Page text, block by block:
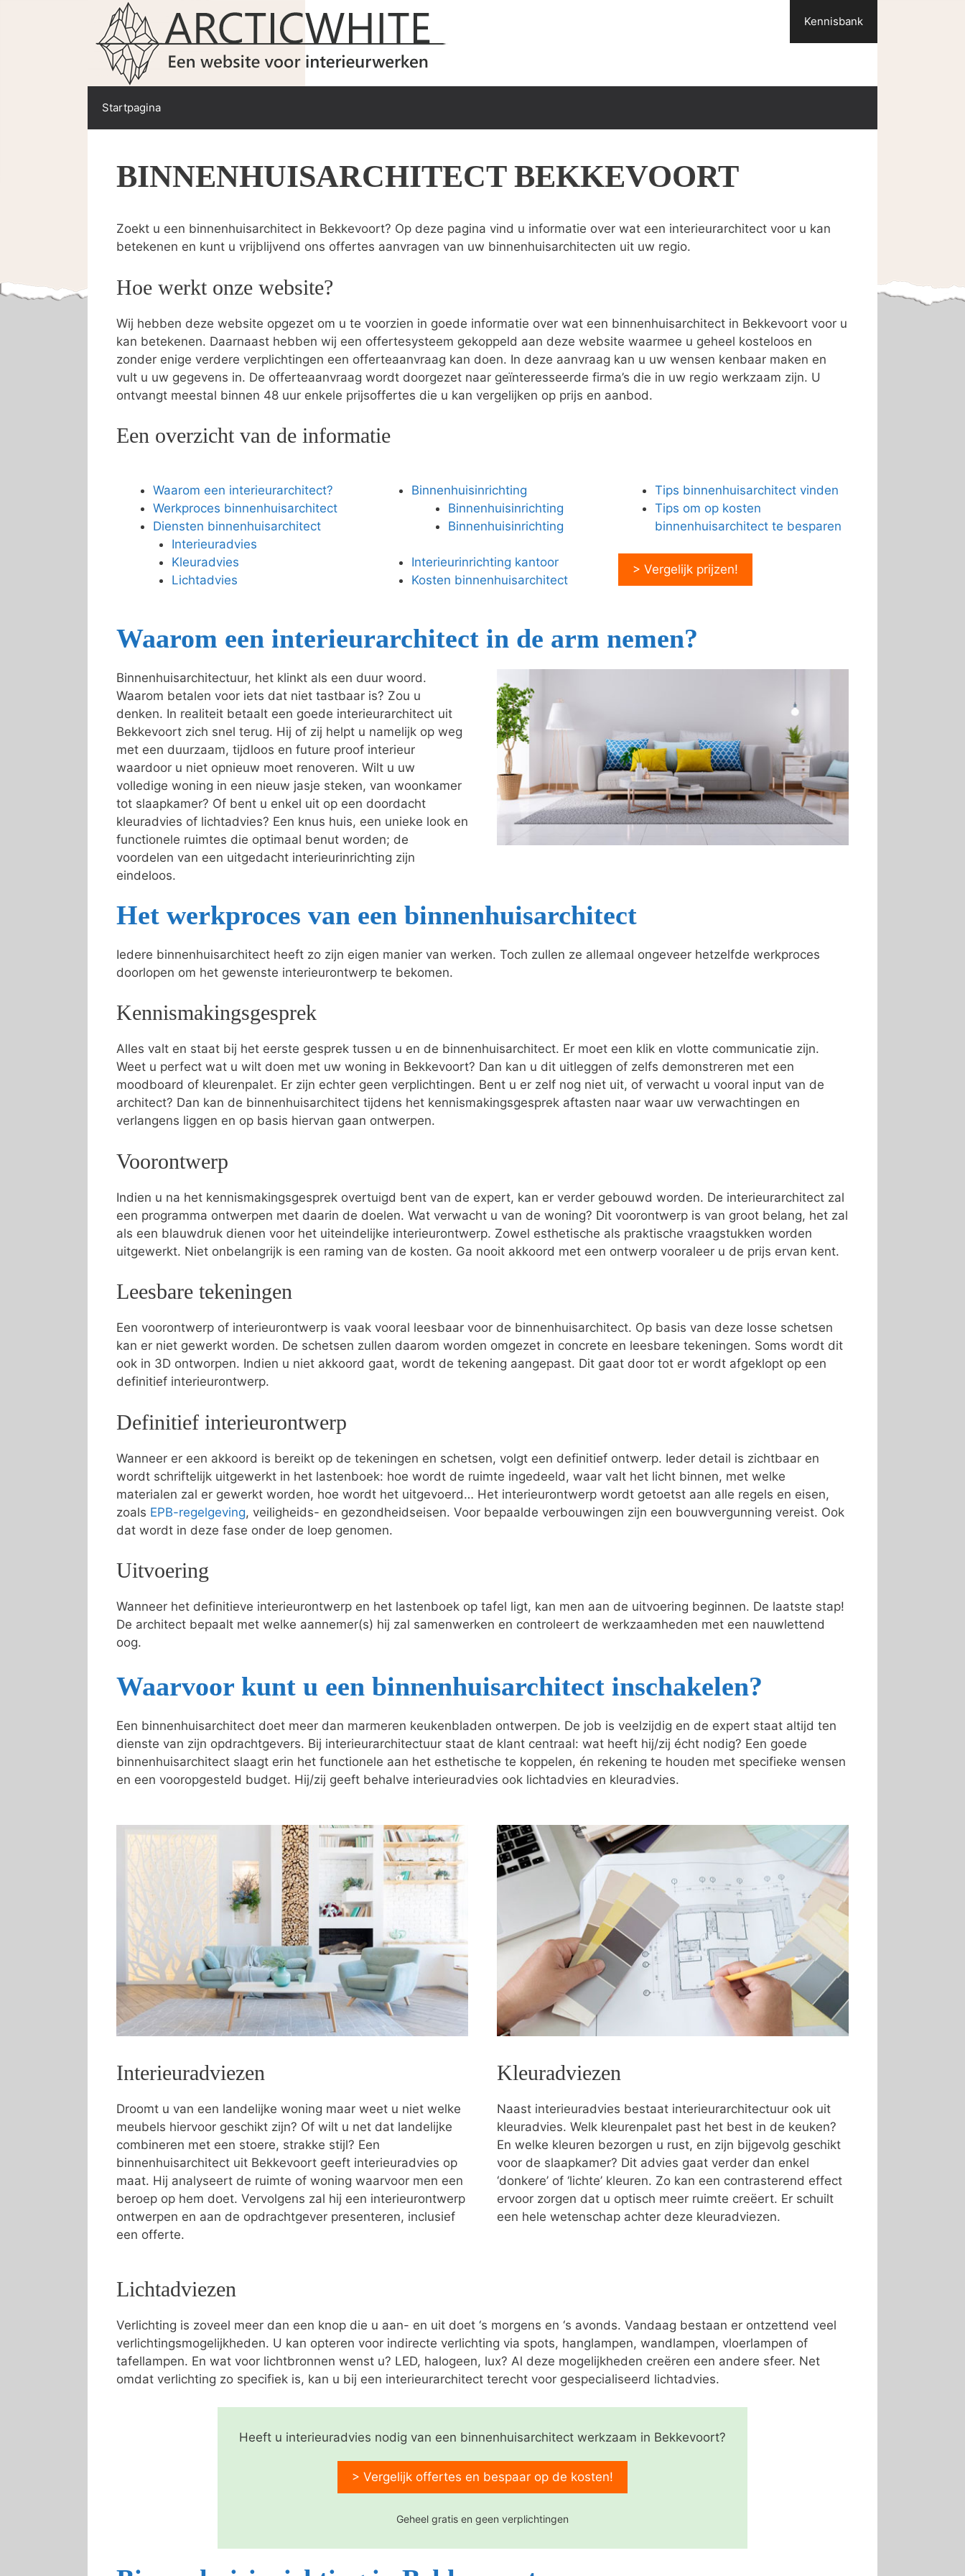
Kennisbank
Startpagina
BINNENHUISARCHITECT BEKKEVOORT
Zoekt u een binnenhuisarchitect in Bekkevoort? Op deze pagina vind u informatie over wat een interieurarchitect voor u kan
betekenen en kunt u vrijblijvend ons offertes aanvragen van uw binnenhuisarchitecten uit uw regio.
Hoe werkt onze website?
Wij hebben deze website opgezet om u te voorzien in goede informatie over wat een binnenhuisarchitect in Bekkevoort voor u
kan betekenen. Daarnaast hebben wij een offertesysteem gekoppeld aan deze website waarmee u geheel kosteloos en
zonder enige verdere verplichtingen een offerteaanvraag kan doen. In deze aanvraag kan u uw wensen kenbaar maken en
vult u uw gegevens in. De offerteaanvraag wordt doorgezet naar geïnteresseerde firma’s die in uw regio werkzaam zijn. U
ontvangt meestal binnen 48 uur enkele prijsoffertes die u kan vergelijken op prijs en aanbod.
Een overzicht van de informatie
Waarom een interieurarchitect?
Werkproces binnenhuisarchitect
Diensten binnenhuisarchitect
Interieuradvies
Kleuradvies
Lichtadvies
Binnenhuisinrichting
Binnenhuisinrichting
Binnenhuisinrichting
Interieurinrichting kantoor
Kosten binnenhuisarchitect
Tips binnenhuisarchitect vinden
Tips om op kosten
binnenhuisarchitect te besparen
> Vergelijk prijzen!
Waarom een interieurarchitect in de arm nemen?
Binnenhuisarchitectuur, het klinkt als een duur woord.
Waarom betalen voor iets dat niet tastbaar is? Zou u
denken. In realiteit betaalt een goede interieurarchitect uit
Bekkevoort zich snel terug. Hij of zij helpt u namelijk op weg
met een duurzaam, tijdloos en future proof interieur
waardoor u niet opnieuw moet renoveren. Wilt u uw
volledige woning in een nieuw jasje steken, van woonkamer
tot slaapkamer? Of bent u enkel uit op een doordacht
kleuradvies of lichtadvies? Een knus huis, een unieke look en
functionele ruimtes die optimaal benut worden; de
voordelen van een uitgedacht interieurinrichting zijn
eindeloos.
Het werkproces van een binnenhuisarchitect
Iedere binnenhuisarchitect heeft zo zijn eigen manier van werken. Toch zullen ze allemaal ongeveer hetzelfde werkproces
doorlopen om het gewenste interieurontwerp te bekomen.
Kennismakingsgesprek
Alles valt en staat bij het eerste gesprek tussen u en de binnenhuisarchitect. Er moet een klik en vlotte communicatie zijn.
Weet u perfect wat u wilt doen met uw woning in Bekkevoort? Dan kan u dit uitleggen of zelfs demonstreren met een
moodboard of kleurenpalet. Er zijn echter geen verplichtingen. Bent u er zelf nog niet uit, of verwacht u vooral input van de
architect? Dan kan de binnenhuisarchitect tijdens het kennismakingsgesprek aftasten naar waar uw verwachtingen en
verlangens liggen en op basis hiervan gaan ontwerpen.
Voorontwerp
Indien u na het kennismakingsgesprek overtuigd bent van de expert, kan er verder gebouwd worden. De interieurarchitect zal
een programma ontwerpen met daarin de doelen. Wat verwacht u van de woning? Dit voorontwerp is van groot belang, het zal
als een blauwdruk dienen voor het uiteindelijke interieurontwerp. Zowel esthetische als praktische vraagstukken worden
uitgewerkt. Niet onbelangrijk is een raming van de kosten. Ga nooit akkoord met een ontwerp vooraleer u de prijs ervan kent.
Leesbare tekeningen
Een voorontwerp of interieurontwerp is vaak vooral leesbaar voor de binnenhuisarchitect. Op basis van deze losse schetsen
kan er niet gewerkt worden. De schetsen zullen daarom worden omgezet in concrete en leesbare tekeningen. Soms wordt dit
ook in 3D ontworpen. Indien u niet akkoord gaat, wordt de tekening aangepast. Dit gaat door tot er wordt afgeklopt op een
definitief interieurontwerp.
Definitief interieurontwerp
Wanneer er een akkoord is bereikt op de tekeningen en schetsen, volgt een definitief ontwerp. Ieder detail is zichtbaar en
wordt schriftelijk uitgewerkt in het lastenboek: hoe wordt de ruimte ingedeeld, waar valt het licht binnen, met welke
materialen zal er gewerkt worden, hoe wordt het uitgevoerd… Het interieurontwerp wordt getoetst aan alle regels en eisen,
zoals EPB-regelgeving, veiligheids- en gezondheidseisen. Voor bepaalde verbouwingen zijn een bouwvergunning vereist. Ook
dat wordt in deze fase onder de loep genomen.
Uitvoering
Wanneer het definitieve interieurontwerp en het lastenboek op tafel ligt, kan men aan de uitvoering beginnen. De laatste stap!
De architect bepaalt met welke aannemer(s) hij zal samenwerken en controleert de werkzaamheden met een nauwlettend
oog.
Waarvoor kunt u een binnenhuisarchitect inschakelen?
Een binnenhuisarchitect doet meer dan marmeren keukenbladen ontwerpen. De job is veelzijdig en de expert staat altijd ten
dienste van zijn opdrachtgevers. Bij interieurarchitectuur staat de klant centraal: wat heeft hij/zij écht nodig? Een goede
binnenhuisarchitect slaagt erin het functionele aan het esthetische te koppelen, én rekening te houden met specifieke wensen
en een vooropgesteld budget. Hij/zij geeft behalve interieuradvies ook lichtadvies en kleuradvies.
Interieuradviezen
Droomt u van een landelijke woning maar weet u niet welke
meubels hiervoor geschikt zijn? Of wilt u net dat landelijke
combineren met een stoere, strakke stijl? Een
binnenhuisarchitect uit Bekkevoort geeft interieuradvies op
maat. Hij analyseert de ruimte of woning waarvoor men een
beroep op hem doet. Vervolgens zal hij een interieurontwerp
ontwerpen en aan de opdrachtgever presenteren, inclusief
een offerte.
Kleuradviezen
Naast interieuradvies bestaat interieurarchitectuur ook uit
kleuradvies. Welk kleurenpalet past het best in de keuken?
En welke kleuren bezorgen u rust, en zijn bijgevolg geschikt
voor de slaapkamer? Dit advies gaat verder dan enkel
‘donkere’ of ‘lichte’ kleuren. Zo kan een contrasterend effect
ervoor zorgen dat u optisch meer ruimte creëert. Er schuilt
een hele wetenschap achter deze kleuradviezen.
Lichtadviezen
Verlichting is zoveel meer dan een knop die u aan- en uit doet ‘s morgens en ‘s avonds. Vandaag bestaan er ontzettend veel
verlichtingsmogelijkheden. U kan opteren voor indirecte verlichting via spots, hanglampen, wandlampen, vloerlampen of
tafellampen. En wat voor lichtbronnen wenst u? LED, halogeen, lux? Al deze mogelijkheden creëren een andere sfeer. Net
omdat verlichting zo specifiek is, kan u bij een interieurarchitect terecht voor gespecialiseerd lichtadvies.
Heeft u interieuradvies nodig van een binnenhuisarchitect werkzaam in Bekkevoort?
> Vergelijk offertes en bespaar op de kosten!
Geheel gratis en geen verplichtingen